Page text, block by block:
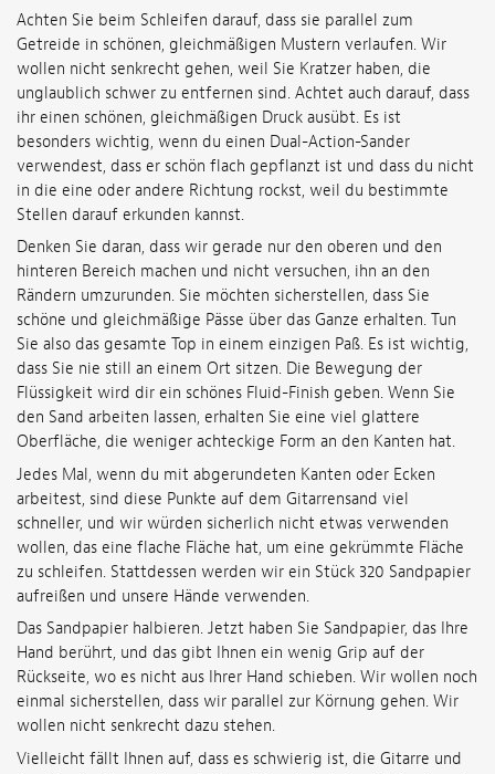
Achten Sie beim Schleifen darauf, dass sie parallel zum
Getreide in schönen, gleichmäßigen Mustern verlaufen. Wir
wollen nicht senkrecht gehen, weil Sie Kratzer haben, die
unglaublich schwer zu entfernen sind. Achtet auch darauf, dass
ihr einen schönen, gleichmäßigen Druck ausübt. Es ist
besonders wichtig, wenn du einen Dual-Action-Sander
verwendest, dass er schön flach gepflanzt ist und dass du nicht
in die eine oder andere Richtung rockst, weil du bestimmte
Stellen darauf erkunden kannst.
Denken Sie daran, dass wir gerade nur den oberen und den
hinteren Bereich machen und nicht versuchen, ihn an den
Rändern umzurunden. Sie möchten sicherstellen, dass Sie
schöne und gleichmäßige Pässe über das Ganze erhalten. Tun
Sie also das gesamte Top in einem einzigen Paß. Es ist wichtig,
dass Sie nie still an einem Ort sitzen. Die Bewegung der
Flüssigkeit wird dir ein schönes Fluid-Finish geben. Wenn Sie
den Sand arbeiten lassen, erhalten Sie eine viel glattere
Oberfläche, die weniger achteckige Form an den Kanten hat.
Jedes Mal, wenn du mit abgerundeten Kanten oder Ecken
arbeitest, sind diese Punkte auf dem Gitarrensand viel
schneller, und wir würden sicherlich nicht etwas verwenden
wollen, das eine flache Fläche hat, um eine gekrümmte Fläche
zu schleifen. Stattdessen werden wir ein Stück 320 Sandpapier
aufreißen und unsere Hände verwenden.
Das Sandpapier halbieren. Jetzt haben Sie Sandpapier, das Ihre
Hand berührt, und das gibt Ihnen ein wenig Grip auf der
Rückseite, wo es nicht aus Ihrer Hand schieben. Wir wollen noch
einmal sicherstellen, dass wir parallel zur Körnung gehen. Wir
wollen nicht senkrecht dazu stehen.
Vielleicht fällt Ihnen auf, dass es schwierig ist, die Gitarre und